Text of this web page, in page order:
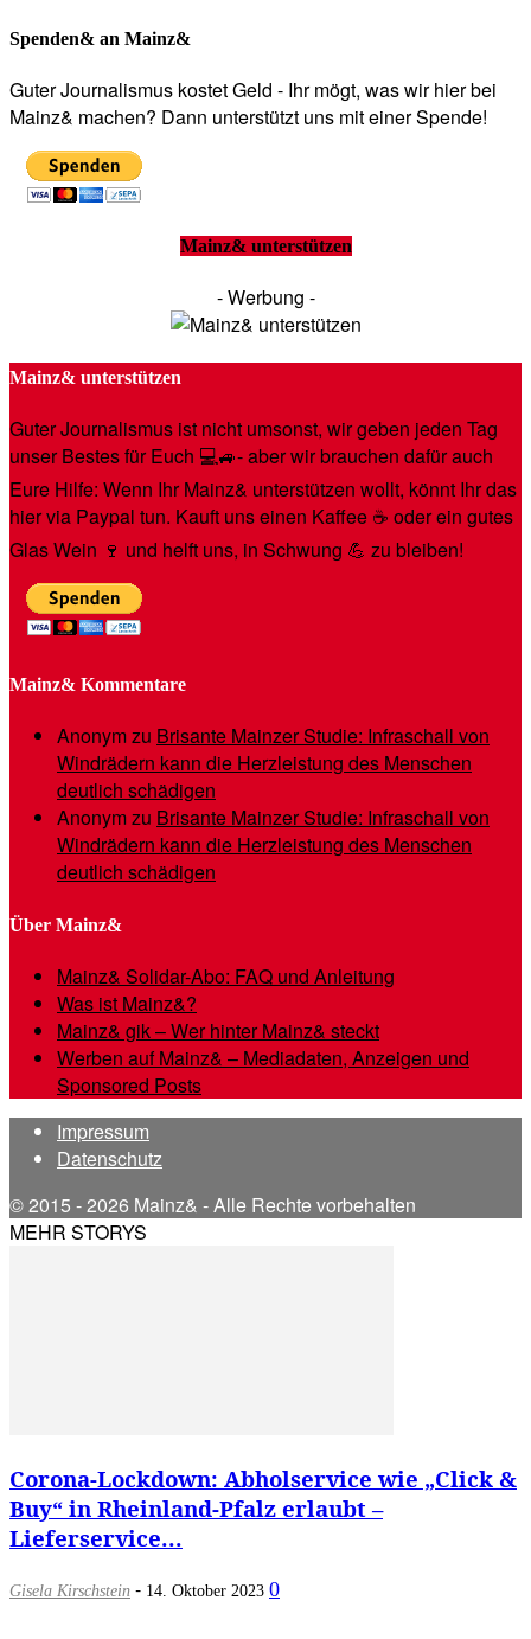
Spenden& an Mainz&
Guter Journalismus kostet Geld - Ihr mögt, was wir hier bei
Mainz& machen? Dann unterstützt uns mit einer Spende!
Mainz& unterstützen
- Werbung -
Mainz& unterstützen
Guter Journalismus ist nicht umsonst, wir geben jeden Tag
unser Bestes für Euch 💻🚙- aber wir brauchen dafür auch
Eure Hilfe: Wenn Ihr Mainz& unterstützen wollt, könnt Ihr das
hier via Paypal tun. Kauft uns einen Kaffee ☕️ oder ein gutes
Glas Wein 🍷 und helft uns, in Schwung 💪 zu bleiben!
Mainz& Kommentare
Anonymzu Brisante Mainzer Studie: Infraschall von
Windrädern kann die Herzleistung des Menschen
deutlich schädigen
Anonymzu Brisante Mainzer Studie: Infraschall von
Windrädern kann die Herzleistung des Menschen
deutlich schädigen
Über Mainz&
Mainz& Solidar-Abo: FAQ und Anleitung
Was ist Mainz&?
Mainz& gik – Wer hinter Mainz& steckt
Werben auf Mainz& – Mediadaten, Anzeigen und
Sponsored Posts
Impressum
Datenschutz
© 2015 - 2026 Mainz& - Alle Rechte vorbehalten
MEHR STORYS
Corona-Lockdown: Abholservice wie „Click &
Buy“ in Rheinland-Pfalz erlaubt –
Lieferservice...
Gisela Kirschstein - 14. Oktober 2023 0